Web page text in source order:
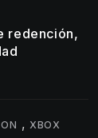
redención,
, XBOX